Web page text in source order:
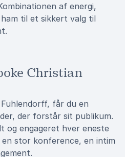
af energi,
til et sikkert valg til
Christian
får du en
der forstår sit publikum.
og engageret hver eneste
stor konference, en intim